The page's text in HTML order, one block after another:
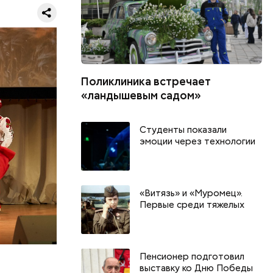
двух
Поликлиника встречает
«ландышевым садом»
Студенты показали
эмоции через технологии
«Витязь» и «Муромец».
Первые среди тяжелых
Пенсионер подготовил
выставку ко Дню Победы